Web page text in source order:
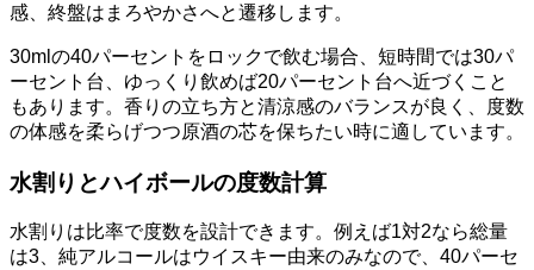
感、終盤はまろやかさへと遷移します。
30mlの40パーセントをロックで飲む場合、短時間では30パ
ーセント台、ゆっくり飲めば20パーセント台へ近づくこと
もあります。香りの立ち方と清涼感のバランスが良く、度数
の体感を柔らげつつ原酒の芯を保ちたい時に適しています。
水割りとハイボールの度数計算
水割りは比率で度数を設計できます。例えば1対2なら総量
は3、純アルコールはウイスキー由来のみなので、40パーセ